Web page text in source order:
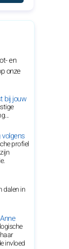
en
onze
bij jouw
profiel
dalen in
invloed